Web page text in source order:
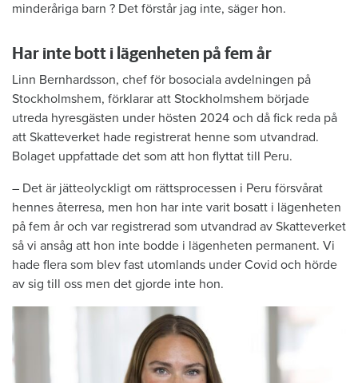
minderåriga barn ? Det förstår jag inte, säger hon.
Har inte bott i lägenheten på fem år
Linn Bernhardsson, chef för bosociala avdelningen på
Stockholmshem, förklarar att Stockholmshem började
utreda hyresgästen under hösten 2024 och då fick reda på
att Skatteverket hade registrerat henne som utvandrad.
Bolaget uppfattade det som att hon flyttat till Peru.
– Det är jätteolyckligt om rättsprocessen i Peru försvårat
hennes återresa, men hon har inte varit bosatt i lägenheten
på fem år och var registrerad som utvandrad av Skatteverket
så vi ansåg att hon inte bodde i lägenheten permanent. Vi
hade flera som blev fast utomlands under Covid och hörde
av sig till oss men det gjorde inte hon.